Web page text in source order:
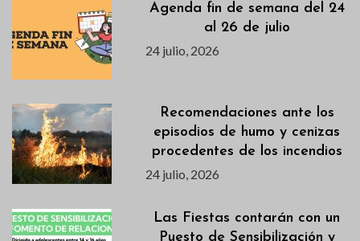
Agenda fin de semana del 24
al 26 de julio
24 julio, 2026
Recomendaciones ante los
episodios de humo y cenizas
procedentes de los incendios
24 julio, 2026
Las Fiestas contarán con un
Puesto de Sensibilización y